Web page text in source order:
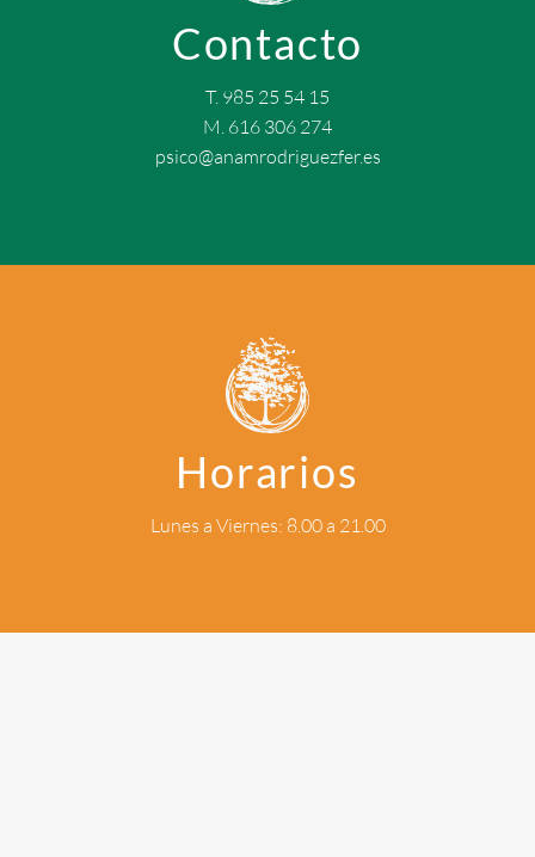
Contacto
T. 985 25 54 15
M. 616 306 274
psico@anamrodriguezfer.es
Horarios
Lunes a Viernes: 8.00 a 21.00